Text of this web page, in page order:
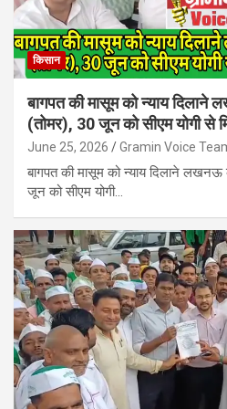
किसान
बागपत की मासूम को न्याय
(तोमर), 30 जून को सीएम योगी से
June 25, 2026 Gramin Voice
बागपत की मासूम को न्याय दिलाने
जून को सीएम योगी…